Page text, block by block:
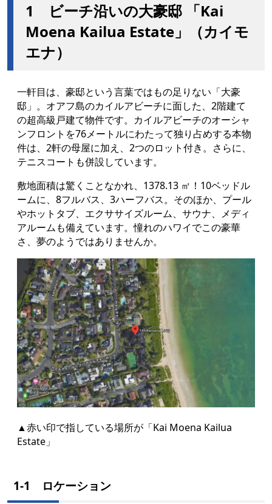
1 ビーチ沿いの大豪邸 「Kai
Moena Kailua Estate」（カイモ
エナ）
一軒目は、豪邸という言葉ではもの足りない「大豪
邸」。オアフ島のカイルアビーチに面した、2階建て
の超高級戸建て物件です。カイルアビーチのオーシャ
ンフロントを76メートルにわたって独り占めする本物
件は、2軒の母屋に加え、2つのロット付き。さらに、
テニスコートも併設しています。
敷地面積は驚くことなかれ、1378.13 ㎡！10ベッドル
ームに、8フルバス、3ハーフバス。そのほか、プール
やホットタブ、エクササイズルーム、サウナ、メディ
アルームも備えています。憧れのハワイでこの豪華
さ、夢のようではありませんか。
▲赤い印で指している場所が「Kai Moena Kailua
Estate」
1-1 ロケーション